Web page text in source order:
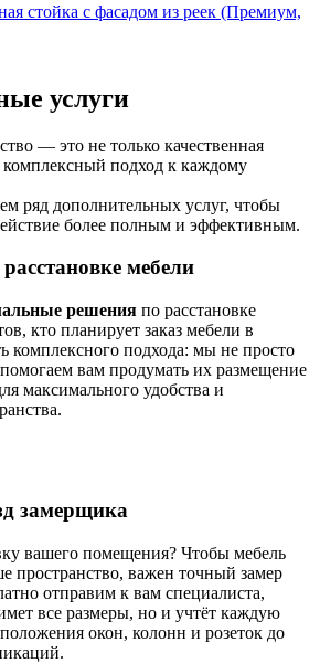
стойка с фасадом из реек (Премиум,
услуги
— это не только качественная
комплексный подход к каждому
ряд дополнительных услуг, чтобы
более полным и эффективным.
мебели
решения по расстановке
кто планирует заказ мебели в
комплексного подхода: мы не просто
вам продумать их размещение
максимального удобства и
замерщика
вашего помещения? Чтобы мебель
пространство, важен точный замер
отправим к вам специалиста,
все размеры, но и учтёт каждую
окон, колонн и розеток до